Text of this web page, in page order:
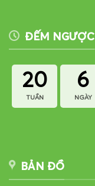
ĐẾM NGƯỢC
20
TUẦN
6
NGÀY
BẢN ĐỒ